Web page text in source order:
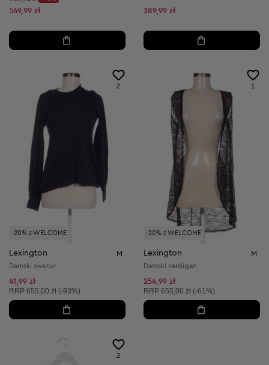
Discount Price:
Obniżona cena:
569,99 zł 389,99 zł
-20% z WELCOME
2
Lexington M
Damski sweter
41,99 zł
Cena sugerowana:
RRP 655,00 zł (-93%)
-20% z WELCOME
1
Lexington M
Damski kardigan
254,99 zł
Cena sugerowana:
RRP 655,00 zł (-61%)
2